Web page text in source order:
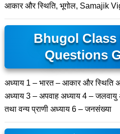
आकार और स्थिति, भूगोल, Samajik
Bhugol
Questions
अध्याय 1 – भारत – आकार और स्थिति
अध्याय 3 – अपवाह अध्याय 4 – जलवायु
तथा वन्य प्राणी अध्याय 6 – जनसंख्या